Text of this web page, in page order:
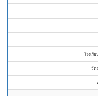
โรงเรี
วัด